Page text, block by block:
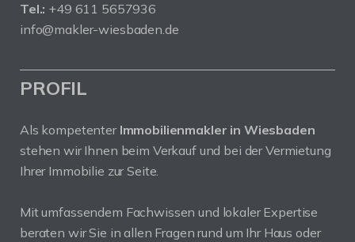
Tel.: +49 611 5657936
info@makler-wiesbaden.de
PROFIL
Als kompetenter Immobilienmakler in Wiesbaden
stehen wir Ihnen beim Verkauf und bei der Vermietung
Ihrer Immobilie zur Seite.
Mit umfassendem Fachwissen und lokaler Expertise
beraten wir Sie in allen Fragen rund um Ihr Haus oder